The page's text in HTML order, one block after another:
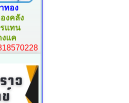
ทอง
งคลัง
แทน
แค